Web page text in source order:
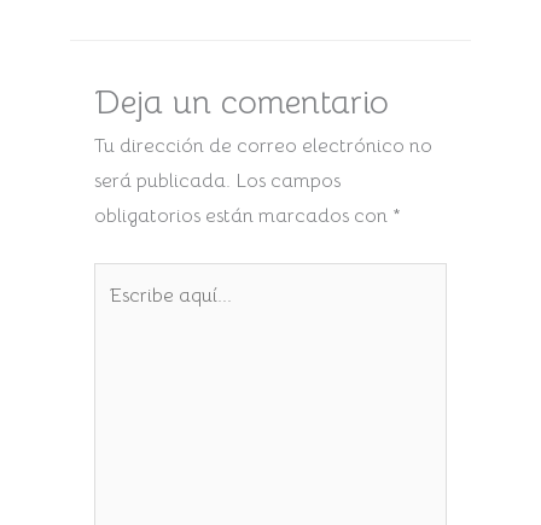
Deja un comentario
Tu dirección de correo electrónico no
será publicada. Los campos
obligatorios están marcados con *